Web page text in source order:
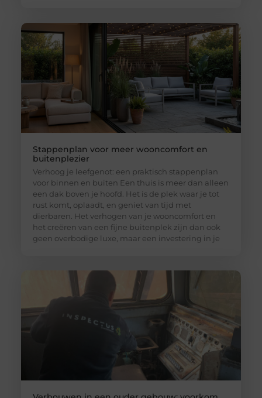
Stappenplan voor meer wooncomfort en
buitenplezier
Verhoog je leefgenot: een praktisch stappenplan
voor binnen en buiten Een thuis is meer dan alleen
een dak boven je hoofd. Het is de plek waar je tot
rust komt, oplaadt, en geniet van tijd met
dierbaren. Het verhogen van je wooncomfort en
het creëren van een fijne buitenplek zijn dan ook
geen overbodige luxe, maar een investering in je